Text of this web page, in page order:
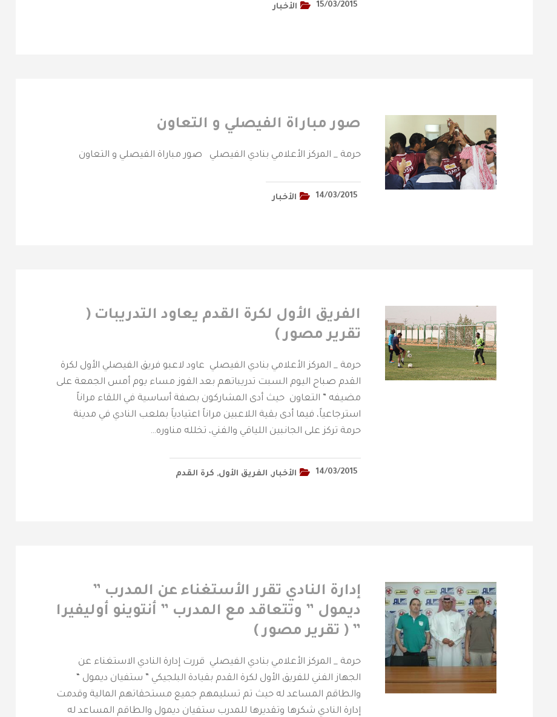
15/03/2015 الأخبار
صور مباراة الفيصلي و التعاون
حرمة _ المركز الأعلامي بنادي الفيصلي صور مباراة الفيصلي و التعاون
14/03/2015 الأخبار
الفريق الأول لكرة القدم يعاود التدريبات (
تقرير مصور )
حرمة _ المركز الأعلامي بنادي الفيصلي عاود لاعبو فريق الفيصلي الأول لكرة
القدم صباح اليوم السبت تدريباتهم بعد الفوز مساء يوم أمس الجمعة على
مضيفه ” التعاون ‎ حيث أدى المشاركون بصفة أساسية في اللقاء مراناً
استرجاعياً، فيما أدى بقية اللاعبين مراناً اعتيادياً بملعب النادي في مدينة
حرمة تركز على الجانبين اللياقي والفني، تخلله مناوره…
14/03/2015 الأخبار, الفريق الأول, كرة القدم
إدارة النادي تقرر الأستغناء عن المدرب ”
ديمول ” وتتعاقد مع المدرب ” أنتوينو أوليفيرا
” ( تقرير مصور )
حرمة _ المركز الأعلامي بنادي الفيصلي قررت إدارة النادي الاستغناء عن
الجهاز الفني للفريق الأول لكرة القدم بقيادة البلجيكي ” ستفيان ديمول “
والطاقم المساعد له حيث تم تسليمهم جميع مستحقاتهم المالية وقدمت
إدارة النادي شكرها وتقديرها للمدرب ستفيان ديمول والطاقم المساعد له